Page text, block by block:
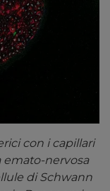
con i capillari
emato-nervosa
di Schwann